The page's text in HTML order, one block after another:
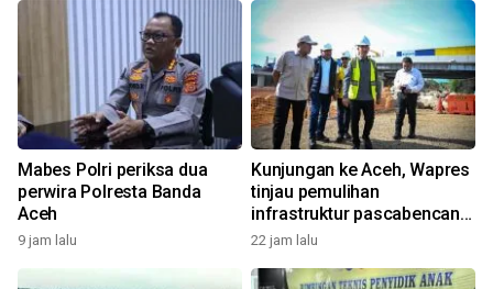
Mabes Polri periksa dua
perwira Polresta Banda
Aceh
9 jam lalu
Kunjungan ke Aceh, Wapres
tinjau pemulihan
infrastruktur pascabencana
di Aceh
22 jam lalu